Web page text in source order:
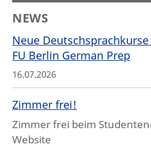
NEWS
Neue
FU Berlin German Prep
16.07.2026
Zimmer frei!
Zimmer frei beim
Website